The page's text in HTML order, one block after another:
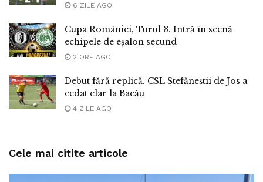
6 ZILE AGO
Cupa României, Turul 3. Intră în scenă
echipele de eșalon secund
2 ORE AGO
Debut fără replică. CSL Ștefăneștii de Jos a
cedat clar la Bacău
4 ZILE AGO
Cele mai citite articole